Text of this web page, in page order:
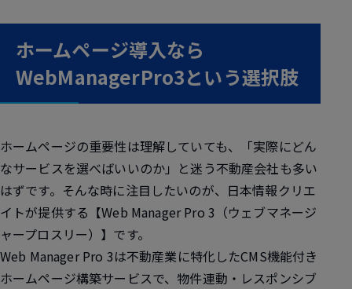
ホームページ導入なら
WebManagerPro3という選択肢
ホームページの重要性は理解していても、「実際にどん
なサービスを選べばいいのか」と迷う不動産会社も多い
はずです。そんな時に注目したいのが、日本情報クリエ
イトが提供する【Web Manager Pro 3（ウェブマネージ
ャープロスリー）】です。
Web Manager Pro 3は不動産業に特化したCMS機能付き
ホームページ構築サービスで、物件連動・レスポンシブ